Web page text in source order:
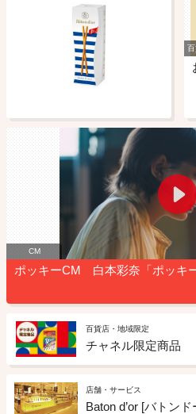
CM
ポッキーCM 白本彩奈「ポッキ
百貨店・地域限定
チャネル限定商品
店舗・サービス
Baton d’or [バトンド